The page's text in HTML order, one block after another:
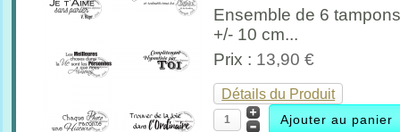
Ensemble de 6
+/- 10 cm...
Prix : 13,90 €
Détails du Produit